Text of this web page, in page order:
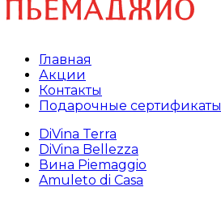
Главная
Акции
Контакты
Подарочные сертификаты
DiVina Terra
DiVina Bellezza
Вина Piemaggio
Amuleto di Casa